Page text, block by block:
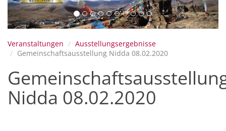
Veranstaltungen
Ausstellungsergebnisse
Gemeinschaftsausstellung Nidda 08.02.2020
Nidda 08.02.2020